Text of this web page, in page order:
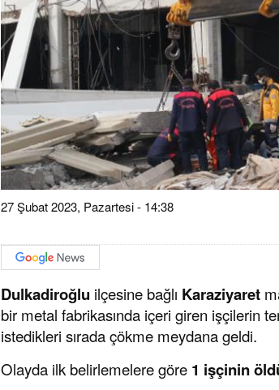
27 Şubat 2023, Pazartesi - 14:38
Dulkadiroğlu ilçesine bağlı Karaziyaret
bir metal fabrikasında içeri giren işçilerin
istedikleri sırada çökme meydana geldi.
Olayda ilk belirlemelere göre 1 işçinin